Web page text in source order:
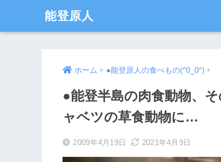
能登原人
ホーム ●能登原人の食べもの(^0_0^)
●能登半島の肉食動物、
ャベツの草食動物に…
2009年4月19日 2021年4月9日